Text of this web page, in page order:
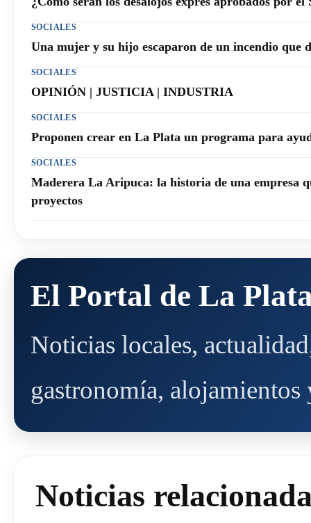
SOCIALES
Una mujer y su hijo escaparon de un incendio que
SOCIALES
OPINIÓN | JUSTICIA | INDUSTRIA
SOCIALES
Proponen crear en La Plata un programa para
SOCIALES
Maderera La Aripuca: la historia de una empresa
proyectos
El Portal de La
Noticias locales,
gastronomía,
Noticias